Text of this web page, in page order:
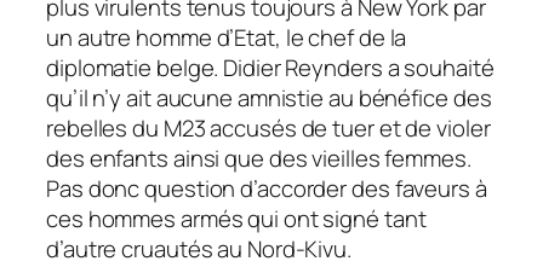
plus virulents tenus toujours à New York par
un autre homme d’Etat, le chef de la
diplomatie belge. Didier Reynders a souhaité
qu’il n’y ait aucune amnistie au bénéfice des
rebelles du M23 accusés de tuer et de violer
des enfants ainsi que des vieilles femmes.
Pas donc question d’accorder des faveurs à
ces hommes armés qui ont signé tant
d’autre cruautés au Nord-Kivu.